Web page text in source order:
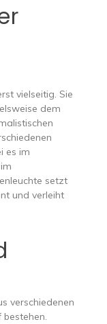
vielseitig. Sie
dem
es im
setzt
und verleiht
verschiedenen